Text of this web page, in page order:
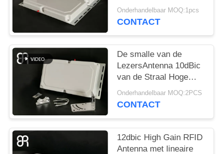
SITEMAP
PRIVACYBELEID
Cirkelpolarisatierfid
Antenne
Onderhandelbaar MOQ:1pcs
CONTACT
De smalle van de
LezersAntenna 10dBic
van de Straal Hoge
Aanwinst RFID Poort
Cirkelpolarisatie
Onderhandelbaar MOQ:2PCS
CONTACT
12dbic High Gain RFID
Antenna met lineaire